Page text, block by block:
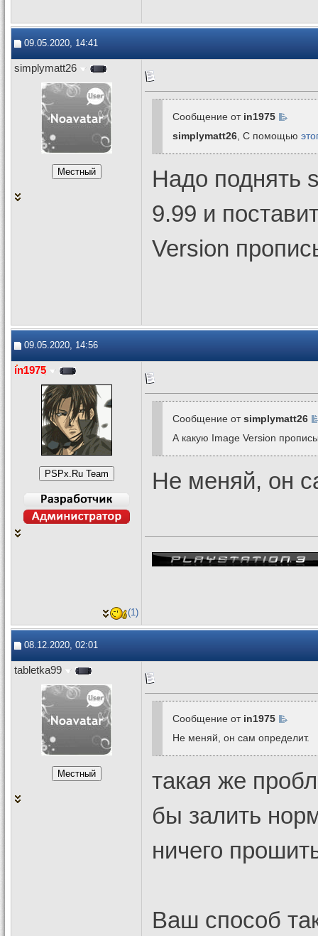
09.05.2020, 14:41
simplymatt26
Сообщение от in1975
simplymatt26 , C помощью
Надо поднять
9.99 и
Version
09.05.2020, 14:56
in1975
Сообщение отsimplymatt26
А какую Image Version
Не меняй, он
(1)
08.12.2020, 02:01
tabletka99
Сообщение от in1975
Не меняй, он сам определит.
такая же
бы залить
ничего
Ваш способ